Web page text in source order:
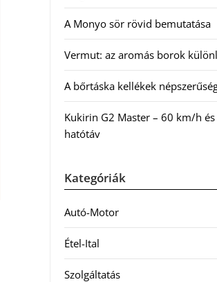
A Monyo sör rövid bemutatása
Vermut: az aromás borok
A bőrtáska kellékek
Kukirin G2 Master – 60 km/h
hatótáv
Kategóriák
Autó-Motor
Étel-Ital
Szolgáltatás